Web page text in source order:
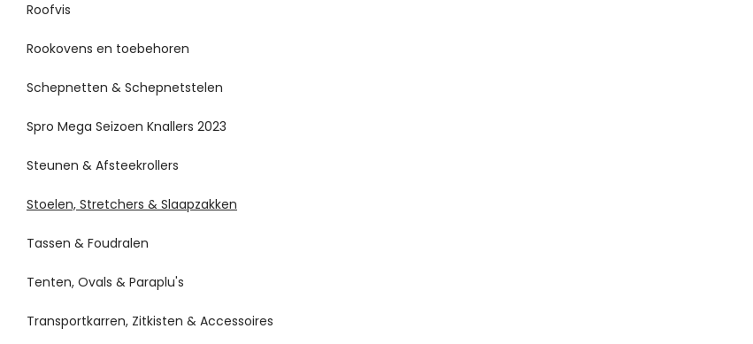
Roofvis
Rookovens en toebehoren
Schepnetten & Schepnetstelen
Spro Mega Seizoen Knallers 2023
Steunen & Afsteekrollers
Stoelen, Stretchers & Slaapzakken
Tassen & Foudralen
Tenten, Ovals & Paraplu's
Transportkarren, Zitkisten & Accessoires